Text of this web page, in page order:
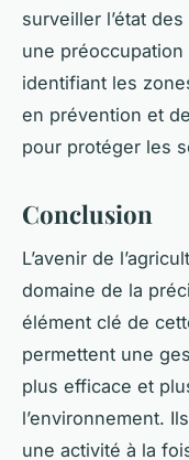
surveiller l’état
une
identifiant les
en prévention et
pour protéger les
Conclusion
L’avenir de
domaine de la
élément clé de
permettent une
plus efficace et
l’environnement.
une activité à la